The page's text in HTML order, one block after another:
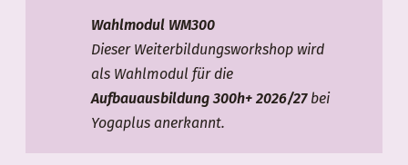
Wahlmodul WM300
Dieser Weiterbildungsworkshop wird
als Wahlmodul für die
Aufbauausbildung 300h+ 2026/27bei
Yogaplus anerkannt.